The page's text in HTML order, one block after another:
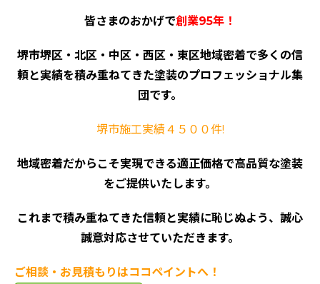
皆さまのおかげで創業95年！
堺市堺区・北区・中区・西区・東区地域密着で多くの信
頼と実績を積み重ねてきた塗装のプロフェッショナル集
団です。
堺市施工実績４５００件!
地域密着だからこそ実現できる適正価格で高品質な塗装
をご提供いたします。
これまで積み重ねてきた信頼と実績に恥じぬよう、誠心
誠意対応させていただきます。
ご相談・お見積もりはココペイントへ！